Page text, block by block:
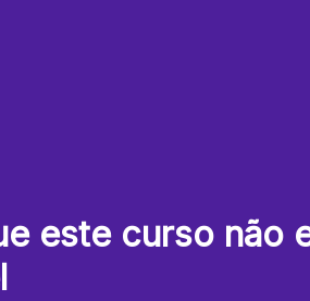
este curso não